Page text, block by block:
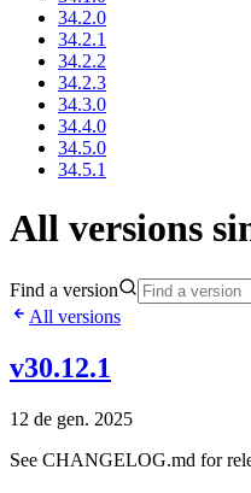
34.2.0
34.2.1
34.2.2
34.2.3
34.3.0
34.4.0
34.5.0
34.5.1
All versions
Find a version
All versions
v30.12.1
12 de gen. 2025
See CHANGELOG.md for